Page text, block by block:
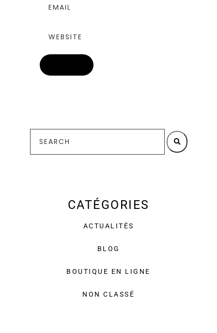
CATÉGORIES
ACTUALITÉS
BLOG
BOUTIQUE EN LIGNE
NON CLASSÉ